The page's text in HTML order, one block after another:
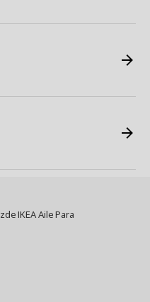
IKEA Aile Para